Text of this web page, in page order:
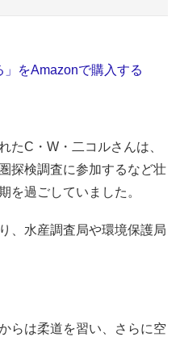
」をAmazonで購入する
たC・W・二コルさんは、
探検調査に参加するなど壮
を過ごしていました。
、水産調査局や環境保護局
らは柔道を習い、さらに空